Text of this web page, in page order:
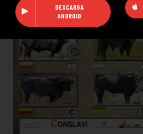
DESCARGA
ANDROID